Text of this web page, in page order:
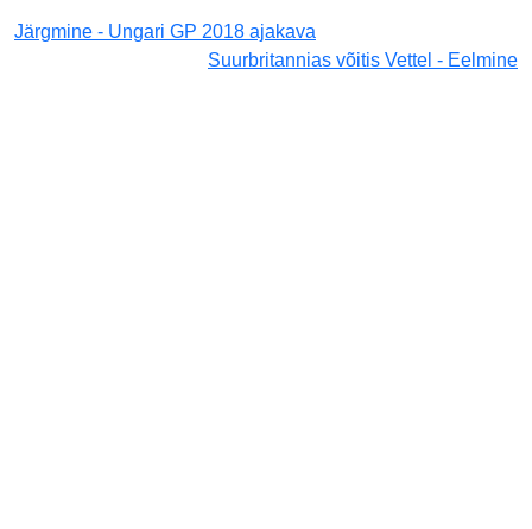
Järgmine - Ungari GP 2018 ajakava
Suurbritannias võitis Vettel - Eelmine